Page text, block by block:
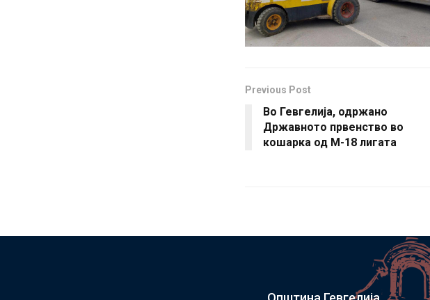
Previous Post
Во Гевгелија, одржано
Државното првенство во
кошарка од М-18 лигата